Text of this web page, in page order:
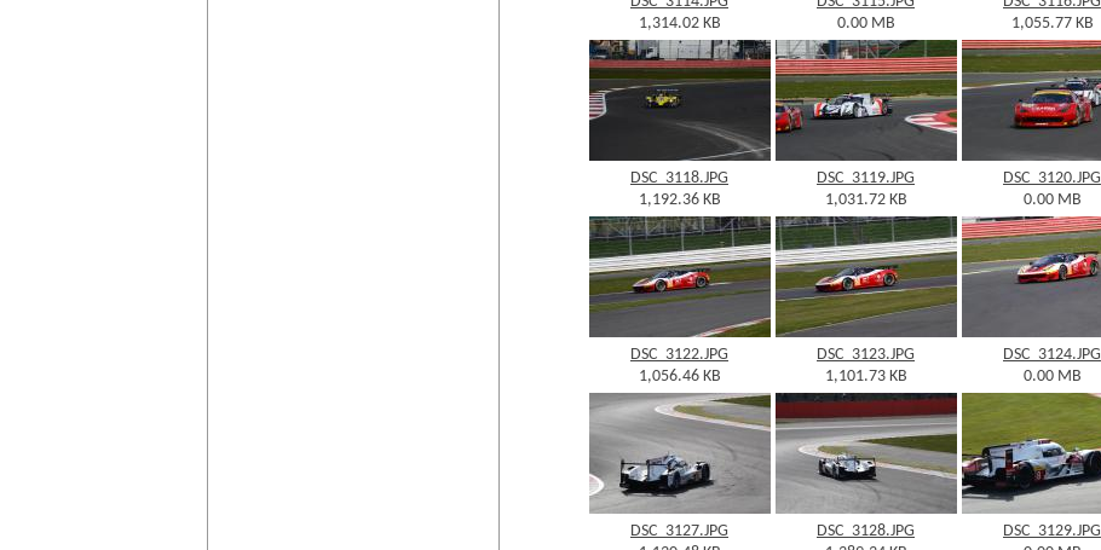
1,314.02 KB
0.00 MB
1,055.77 KB
DSC_3118.JPG
1,192.36 KB
DSC_3119.JPG
1,031.72 KB
DSC_3120.JPG
0.00 MB
DSC_3122.JPG
1,056.46 KB
DSC_3123.JPG
1,101.73 KB
DSC_3124.JPG
0.00 MB
DSC_3127.JPG
DSC_3128.JPG
DSC_3129.JPG